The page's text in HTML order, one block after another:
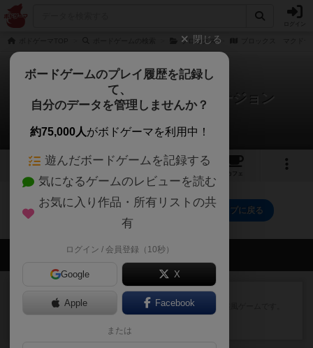
ブロックス
ブロックス マクドナルドバージョン
0件の戦略やコツ
1 1
カフェ
ブロックス マクドナルドバージョンのトップに戻る
会員の新しい投稿
ジンラミー
トランプで遊べる2人対戦の麻雀風ゲームです。
10枚の手札で、同じスーツ...
約1時間前
閉じる
ボードゲームのプレイ履歴を記録し
て、
自分のデータを管理しませんか？
約75,000人がボドゲーマを利用中！
遊んだボードゲームを記録する
気になるゲームのレビューを読む
お気に入り作品・所有リストの共
有
ログイン / 会員登録（10秒）
Google X
Apple Facebook
または